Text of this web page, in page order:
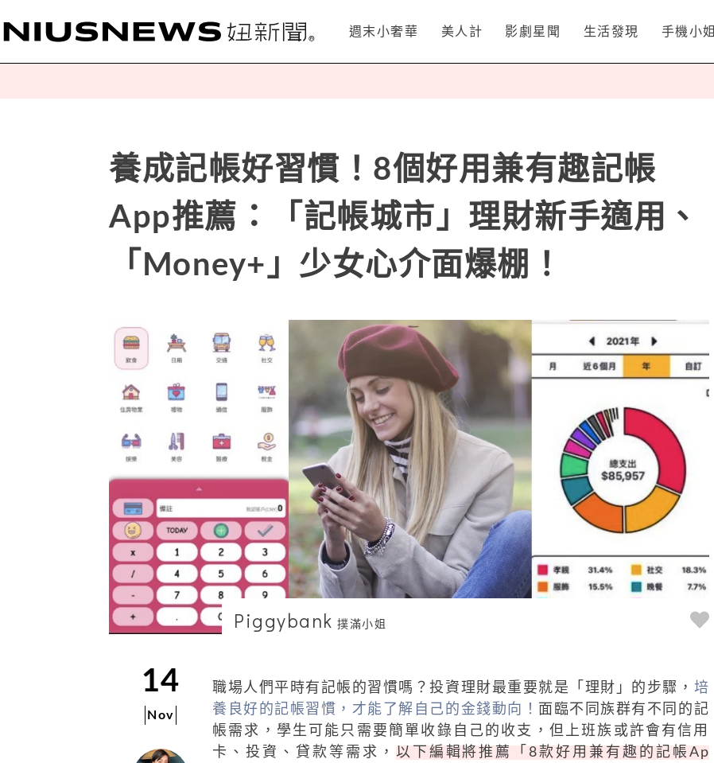
週末小奢華 美人計 影劇星聞 生活發現 手機小姐
養成記帳好習慣！8個好用兼有趣記帳
App推薦：「記帳城市」理財新手適用、
「Money+」少女心介面爆棚！
Piggybank 撲滿小姐
14
Nov
職場人們平時有記帳的習慣嗎？投資理財最重要就是「理財」的步驟， 培
養良好的記帳習慣，才能了解自己的金錢動向！ 面臨不同族群有不同的記
帳需求，學生可能只需要簡單收錄自己的收支，但上班族或許會有信用
卡、投資、貸款等需求， 以下編輯將推薦「8款好用兼有趣的記帳Ap